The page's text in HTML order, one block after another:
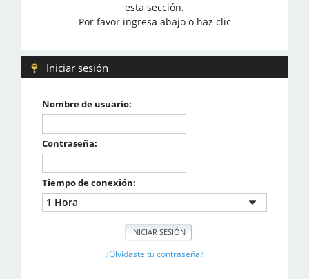
esta sección.
Por favor ingresa abajo o haz clic
Iniciar sesión
Nombre de usuario:
Contraseña:
Tiempo de conexión:
¿Olvidaste tu contraseña?